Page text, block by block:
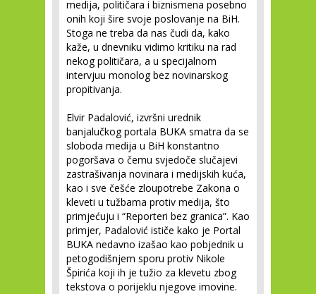
medija, političara i biznismena posebno
onih koji šire svoje poslovanje na BiH.
Stoga ne treba da nas čudi da, kako
kaže, u dnevniku vidimo kritiku na rad
nekog političara, a u specijalnom
intervjuu monolog bez novinarskog
propitivanja.
Elvir Padalović, izvršni urednik
banjalučkog portala BUKA smatra da se
sloboda medija u BiH konstantno
pogoršava o čemu svjedoče slučajevi
zastrašivanja novinara i medijskih kuća,
kao i sve češće zloupotrebe Zakona o
kleveti u tužbama protiv medija, što
primjećuju i “Reporteri bez granica”. Kao
primjer, Padalović ističe kako je Portal
BUKA nedavno izašao kao pobjednik u
petogodišnjem sporu protiv Nikole
Špirića koji ih je tužio za klevetu zbog
tekstova o porijeklu njegove imovine.